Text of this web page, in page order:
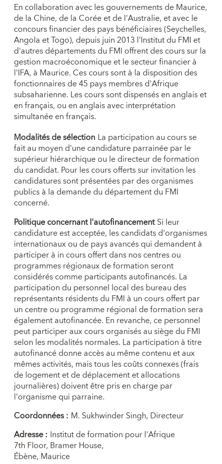
En collaboration avec les gouvernements de Maurice,
de la Chine, de la Corée et de l'Australie, et avec le
concours financier des pays bénéficiaires (Seychelles,
Angola et Togo), depuis juin 2013 l'Institut du FMI et
d'autres départements du FMI offrent des cours sur la
gestion macroéconomique et le secteur financier à
l'IFA, à Maurice. Ces cours sont à la disposition des
fonctionnaires de 45 pays membres d'Afrique
subsaharienne. Les cours sont dispensés en anglais et
en français, ou en anglais avec interprétation
simultanée en français.
Modalités de sélection La participation au cours se
fait au moyen d'une candidature parrainée par le
supérieur hiérarchique ou le directeur de formation
du candidat. Pour les cours offerts sur invitation les
candidatures sont présentées par des organismes
publics à la demande du département du FMI
concerné.
Politique concernant l'autofinancement Si leur
candidature est acceptée, les candidats d'organismes
internationaux ou de pays avancés qui demandent à
participer à in cours offert dans nos centres ou
programmes régionaux de formation seront
considérés comme participants autofinancés. La
participation du personnel local des bureau des
représentants résidents du FMI à un cours offert par
un centre ou programme régional de formation sera
également autofinancée. En revanche, ce personnel
peut participer aux cours organisés au siège du FMI
selon les modalités normales. La participation à titre
autofinancé donne accès au même contenu et aux
mêmes activités, mais tous les coûts connexes (frais
de logement et de déplacement et allocations
journalières) doivent être pris en charge par
l'organisme qui parraine.
Coordonnées : M. Sukhwinder Singh, Directeur
Adresse : Institut de formation pour l'Afrique
7th Floor, Bramer House,
Ébène, Maurice